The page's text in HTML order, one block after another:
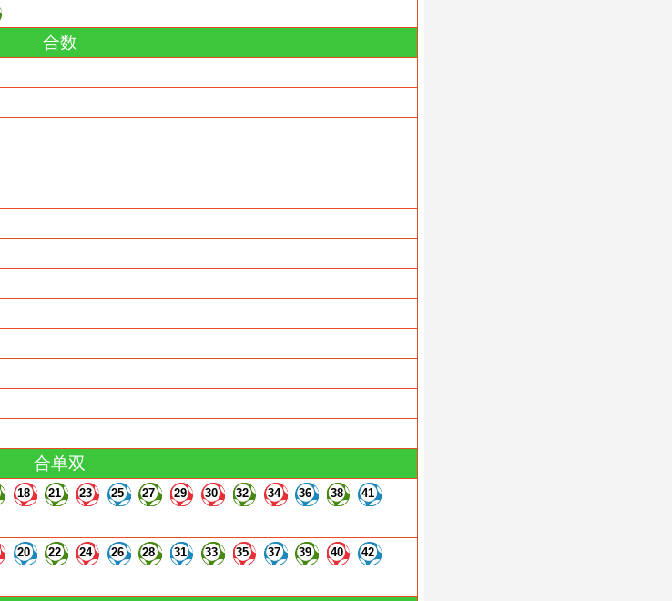
合数
合单双
18 21 23 25 27 29 30 32 34 36 38 41
20 22 24 26 28 31 33 35 37 39 40 42